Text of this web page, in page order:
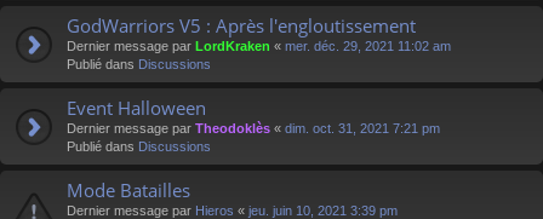
GodWarriors V5 : Après l'engloutissement
Dernier message par LordKraken « mer. déc. 29, 2021 11:02 am
Publié dans Discussions
Event Halloween
Dernier message par Theodoklès « dim. oct. 31, 2021 7:21 pm
Publié dans Discussions
Mode Batailles
Dernier message par Hieros « jeu. juin 10, 2021 3:39 pm